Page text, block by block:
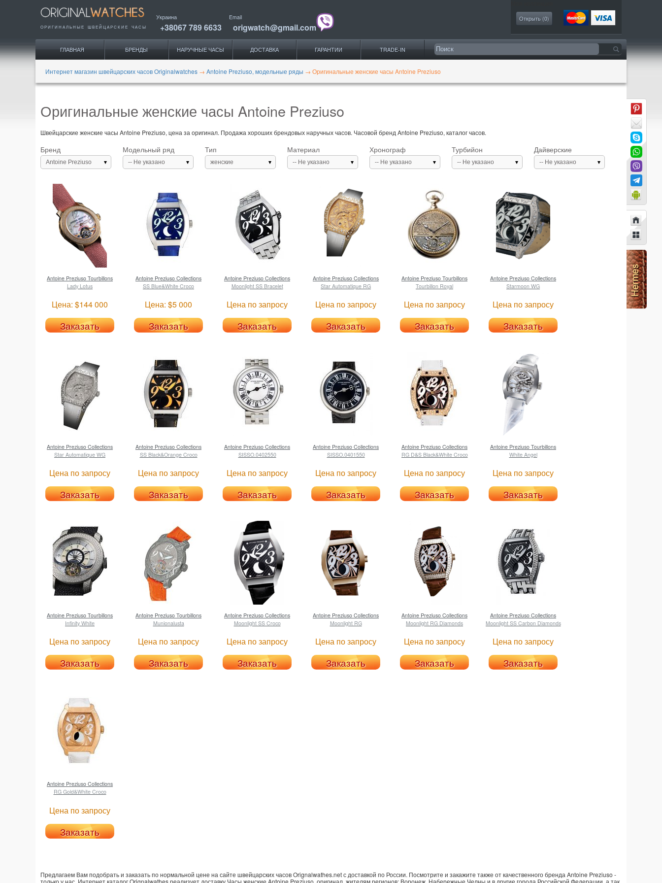
ОРИГИНАЛЬНЫЕ ШВЕЙЦАРСКИЕ ЧАСЫ
Украина
+38067 789 6633
Email
origwatch@gmail.com
Открыть (0)
ГЛАВНАЯ БРЕНДЫ НАРУЧНЫЕ ЧАСЫ ДОСТАВКА ГАРАНТИИ TRADE-IN
Интернет магазин швейцарских часов Originalwatches → Antoine Preziuso, модельные ряды → Оригинальные женские часы Antoine Preziuso
Оригинальные женские часы Antoine Preziuso
Швейцарские женские часы Antoine Preziuso, цена за оригинал. Продажа хороших брендовых наручных часов. Часовой бренд Antoine Preziuso, каталог часов.
Бренд
Antoine Preziuso
Модельный ряд
-- Не указано
Тип
женские
Материал
-- Не указано
Хронограф
-- Не указано
Турбийон
-- Не указано
Дайверские
-- Не указано
Antoine Preziuso Tourbillons
Lady Lotus
Цена: $144 000
Заказать
Antoine Preziuso Collections
SS Blue&White Croco
Цена: $5 000
Заказать
Antoine Preziuso Collections
Moonlight SS Bracelet
Цена по запросу
Заказать
Antoine Preziuso Collections
Star Automatique RG
Цена по запросу
Заказать
Antoine Preziuso Tourbillons
Tourbillon Royal
Цена по запросу
Заказать
Antoine Preziuso Collections
Starmoon WG
Цена по запросу
Заказать
Antoine Preziuso Collections
Star Automatique WG
Цена по запросу
Заказать
Antoine Preziuso Collections
SS Black&Orange Croco
Цена по запросу
Заказать
Antoine Preziuso Collections
SISSO.0402550
Цена по запросу
Заказать
Antoine Preziuso Collections
SISSO.0401550
Цена по запросу
Заказать
Antoine Preziuso Collections
RG D&S Black&White Croco
Цена по запросу
Заказать
Antoine Preziuso Tourbillons
White Angel
Цена по запросу
Заказать
Antoine Preziuso Tourbillons
Infinity Whitе
Цена по запросу
Заказать
Antoine Preziuso Tourbillons
Munionalusta
Цена по запросу
Заказать
Antoine Preziuso Collections
Moonlight SS Croco
Цена по запросу
Заказать
Antoine Preziuso Collections
Moonlight RG
Цена по запросу
Заказать
Antoine Preziuso Collections
Moonlight RG Diamonds
Цена по запросу
Заказать
Antoine Preziuso Collections
Moonlight SS Carbon Diamonds
Цена по запросу
Заказать
Antoine Preziuso Collections
RG Gold&White Croco
Цена по запросу
Заказать
Предлагаем Вам подобрать и заказать по нормальной цене на сайте швейцарских часов Orignalwathes.net с доставкой по России. Посмотрите и закажите также от качественного бренда Antoine Preziuso -
только у нас. Интернет каталог Orignalwathes реализует доставку Часы женские Antoine Preziuso, оригинал. жителям регионов: Воронеж, Набережные Челны и в другие города Российской Федерации, а так